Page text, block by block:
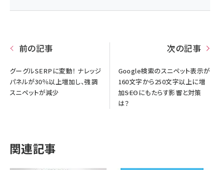
前の記事
グーグルSERPに変動！ ナレッジ
パネルが30％以上増加し、強調
スニペットが減少
次の記事
Google検索のスニペット表示が
160文字から250文字以上に増
加――SEOにもたらす影響と対策
は？
関連記事